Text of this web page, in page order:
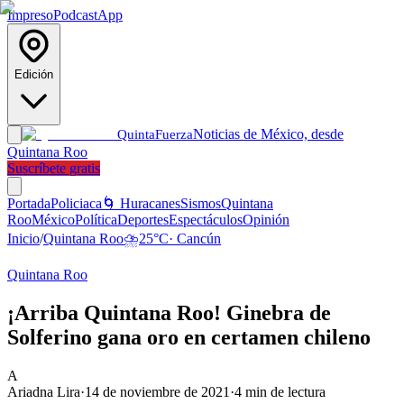
ImpresoPodcastApp
Edición
QuintaFuerzaNoticias de México, desde
Quintana Roo
Suscríbete gratis
PortadaPoliciaca 🌀 HuracanesSismosQuintana
RooMéxicoPolíticaDeportesEspectáculosOpinión
Inicio/Quintana Roo⛈️25°C· Cancún
Quintana Roo
¡Arriba Quintana Roo! Ginebra de
Solferino gana oro en certamen chileno
A
Ariadna Lira·14 de noviembre de 2021 ·4 min de lectura